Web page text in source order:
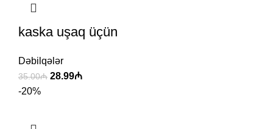
kaska uşaq üçün
Dəbilqələr
35.00₼ 28.99₼
-20%